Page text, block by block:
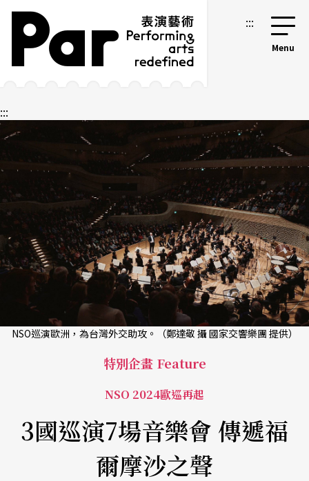
跳到主要內容區塊
網站導覽 :::
:::
NSO巡演歐洲，為台灣外交助攻。（鄭達敬 攝 國家交響樂團 提供）
特別企畫 Feature
NSO 2024歐巡再起
3國巡演7場音樂會 傳遞福
爾摩沙之聲